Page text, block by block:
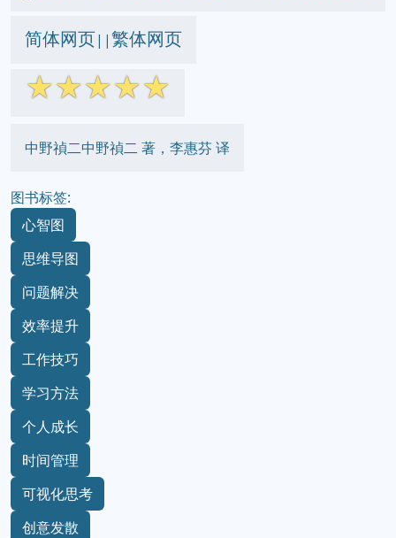
简体网页||繁体网页
☆☆☆☆☆
中野禎二中野禎二 著，李惠芬 译
图书标签:
心智图
思维导图
问题解决
效率提升
工作技巧
学习方法
个人成长
时间管理
可视化思考
创意发散